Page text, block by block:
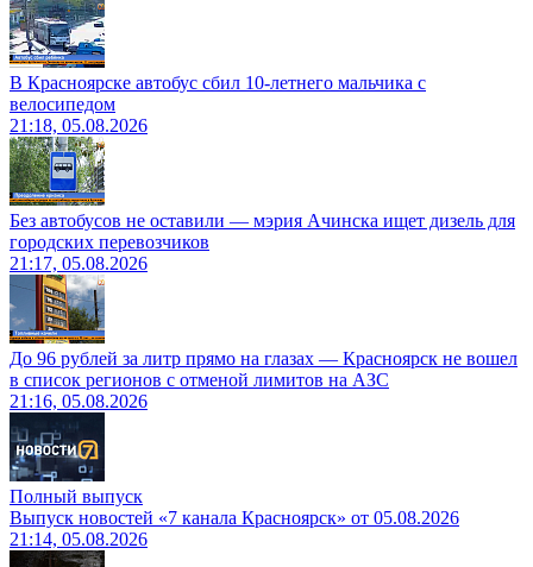
В Красноярске автобус сбил 10-летнего мальчика с
велосипедом
21:18, 05.08.2026
Без автобусов не оставили — мэрия Ачинска ищет дизель для
городских перевозчиков
21:17, 05.08.2026
До 96 рублей за литр прямо на глазах — Красноярск не вошел
в список регионов с отменой лимитов на АЗС
21:16, 05.08.2026
Полный выпуск
Выпуск новостей «7 канала Красноярск» от 05.08.2026
21:14, 05.08.2026